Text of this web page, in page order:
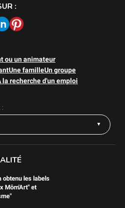
:
ou un animateur
Une familleUn groupe
la recherche d'un emploi
obtenu les labels
Môm'Art" et